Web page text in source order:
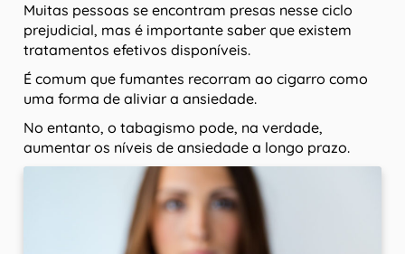
Muitas pessoas se encontram presas nesse ciclo
prejudicial, mas é importante saber que existem
tratamentos efetivos disponíveis.
É comum que fumantes recorram ao cigarro como
uma forma de aliviar a ansiedade.
No entanto, o tabagismo pode, na verdade,
aumentar os níveis de ansiedade a longo prazo.